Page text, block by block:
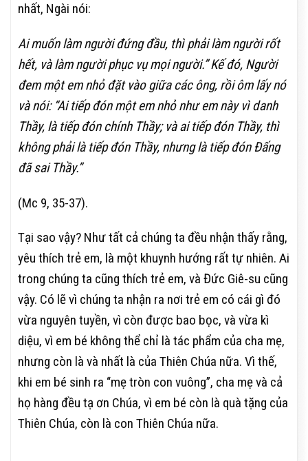
nhất, Ngài nói:
Ai muốn làm người đứng đầu, thì phải làm người rốt
hết, và làm người phục vụ mọi người.” Kế đó, Người
đem một em nhỏ đặt vào giữa các ông, rồi ôm lấy nó
và nói: “Ai tiếp đón một em nhỏ như em này vì danh
Thầy, là tiếp đón chính Thầy; và ai tiếp đón Thầy, thì
không phải là tiếp đón Thầy, nhưng là tiếp đón Đấng
đã sai Thầy.”
(Mc 9, 35-37).
Tại sao vậy? Như tất cả chúng ta đều nhận thấy rằng,
yêu thích trẻ em, là một khuynh hướng rất tự nhiên. Ai
trong chúng ta cũng thích trẻ em, và Đức Giê-su cũng
vậy. Có lẽ vì chúng ta nhận ra nơi trẻ em có cái gì đó
vừa nguyên tuyền, vì còn được bao bọc, và vừa kì
diệu, vì em bé không thể chỉ là tác phẩm của cha mẹ,
nhưng còn là và nhất là của Thiên Chúa nữa. Vì thế,
khi em bé sinh ra “mẹ tròn con vuông”, cha mẹ và cả
họ hàng đều tạ ơn Chúa, vì em bé còn là quà tặng của
Thiên Chúa, còn là con Thiên Chúa nữa.